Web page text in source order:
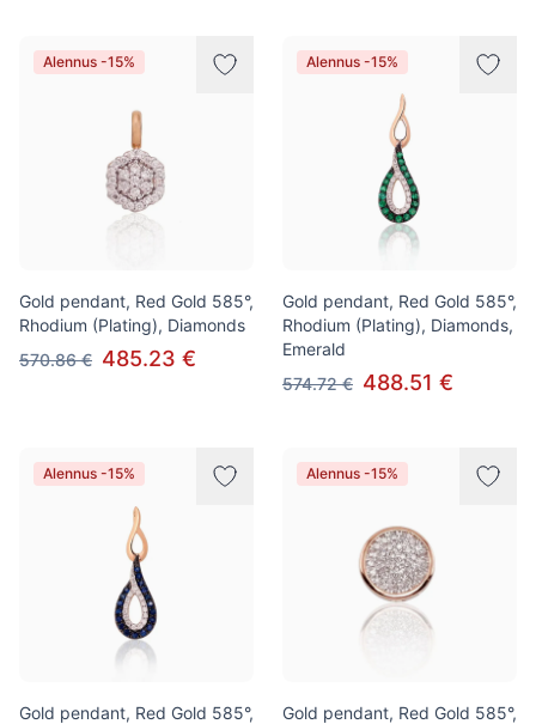
Alennus -15%
Gold pendant, Red Gold 585°,
Rhodium (Plating), Diamonds
570.86 € 485.23 €
Alennus -15%
Gold pendant, Red Gold 585°,
Rhodium (Plating), Diamonds,
Emerald
574.72 € 488.51 €
Alennus -15%
Gold pendant, Red Gold 585°,
Alennus -15%
Gold pendant, Red Gold 585°,